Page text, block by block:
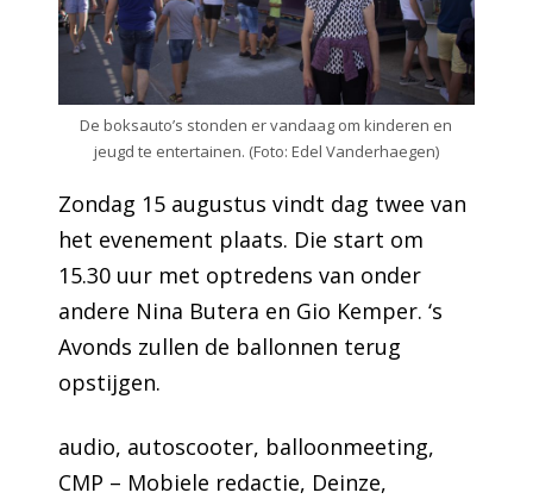
De boksauto’s stonden er vandaag om kinderen en
jeugd te entertainen. (Foto: Edel Vanderhaegen)
Zondag 15 augustus vindt dag twee van
het evenement plaats. Die start om
15.30 uur met optredens van onder
andere Nina Butera en Gio Kemper. ‘s
Avonds zullen de ballonnen terug
opstijgen.
audio, autoscooter, balloonmeeting
CMP – Mobiele redactie, Deinze